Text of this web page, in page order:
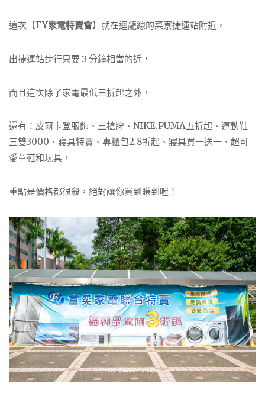
這次【FY家電特賣會】就在迴龍線的菜寮捷運站附近，
出捷運站步行只要３分鐘相當的近，
而且這次除了家電最低三折起之外，
還有：皮爾卡登服飾、三槍牌、NIKE.PUMA五折起、運動鞋
三雙3000、寢具特賣、專櫃包2.8折起、寢具買一送一、超可
愛童鞋和玩具，
重點是價格都很殺，絕對讓你買到賺到喔！